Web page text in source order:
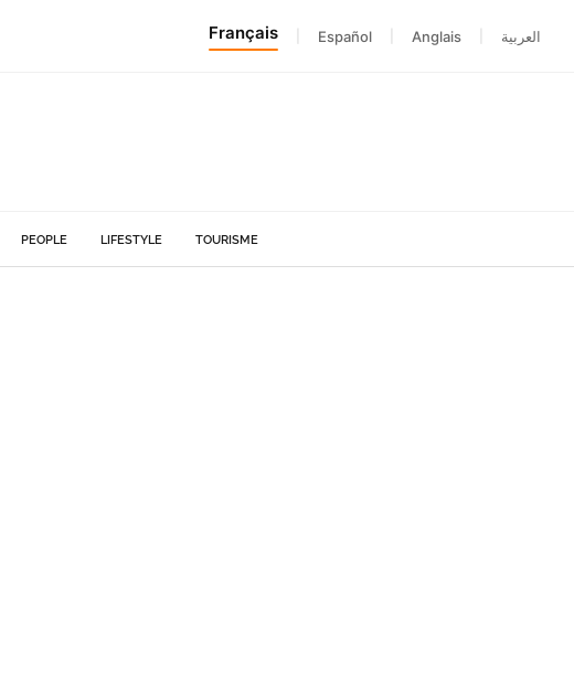
Français Español Anglais العربية
PEOPLE LIFESTYLE TOURISME